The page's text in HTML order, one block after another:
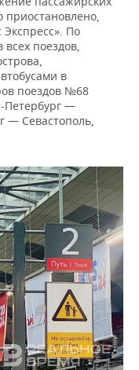
По
поездов,
в
поездов №68
—
— Севастополь,